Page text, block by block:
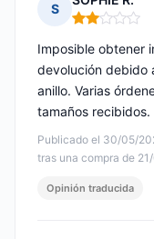
S
Nota: 2 de 5
Publicado el 30/05/
tras una compra de
Imposible obtener
devolución debido
anillo. Varias
tamaños recibidos.
Opinión traducida